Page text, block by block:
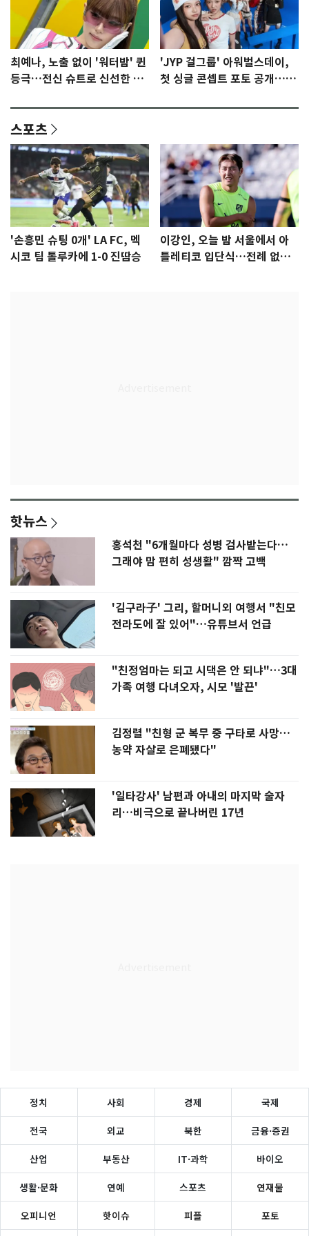
최예나, 노출 없이 '워터밤' 퀸
등극…전신 슈트로 신선한 충
'JYP 걸그룹' 아워벌스데이,
첫 싱글 콘셉트 포토 공개…청
스포츠
'손흥민 슈팅 0개' LA FC, 멕
시코 팀 톨루카에 1-0 진땀승
이강인, 오늘 밤 서울에서 아
틀레티코 입단식…전례 없는
핫뉴스
홍석천 "6개월마다 성병 검사받는다…
그래야 맘 편히 성생활" 깜짝 고백
'김구라子' 그리, 할머니외 여행서 "친모
전라도에 잘 있어"…유튜브서 언급
"친정엄마는 되고 시댁은 안 되냐"…3대
가족 여행 다녀오자, 시모 '발끈'
김정렬 "친형 군 복무 중 구타로 사망…
농약 자살로 은폐됐다"
'일타강사' 남편과 아내의 마지막 술자
리…비극으로 끝나버린 17년
정치 사회 경제 국제
전국 외교 북한 금융·증권
산업 부동산 IT·과학 바이오
생활·문화 연예 스포츠 연재물
오피니언 핫이슈 피플 포토